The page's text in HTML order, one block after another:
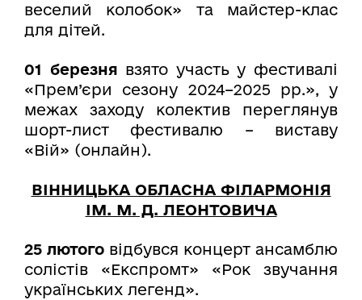
веселий колобок» та майстер-клас
для дітей.
01 березня взято участь у фестивалі
«Прем’єри сезону 2024–2025 рр.», у
межах заходу колектив переглянув
шорт-лист фестивалю – виставу
«Вій» (онлайн).
ВІННИЦЬКА ОБЛАСНА ФІЛАРМОНІЯ
ІМ. М. Д. ЛЕОНТОВИЧА
25 лютого відбувся концерт ансамблю
солістів «Експромт» «Рок звучання
українських легенд».